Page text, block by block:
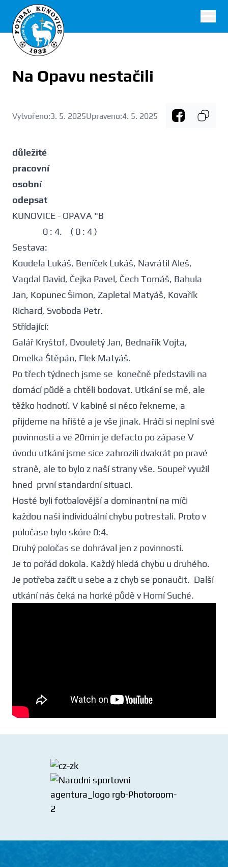
FK Kunovice
Na Opavu nestačili
Vytvořeno:3. 5. 2025Upraveno:4. 5. 2025
důležité
pracovní
osobní
odepsat
KUNOVICE - OPAVA "B
0 : 4. ( 0 : 4 )
Sestava:
Koudela Lukáš, Beníček Lukáš, Navrátil Aleš,
Vagdal David, Čejka Pavel, Čech Tomáš, Bahula
Jan, Kopunec Šimon, Zapletal Matyáš, Kovařík
Richard, Svoboda Petr.
Střídající:
Galář Kryštof, Dvouletý Jan, Bednařík Vojta,
Omelka Štěpán, Flek Matyáš.
Po třech týdnech jsme se konečně představili na
domácí půdě a chtěli bodovat. Utkání se mě, ale
těžko hodnotí. V kabině si něco řekneme, a
přijdeme na hřiště a je vše jinak. Hráči si neplní své
povinnosti a ve 20min je defacto po zápase V
úvodu utkání jsme sice zahrozili dvakrát po pravé
straně, ale to bylo z naší strany vše. Soupeř využil
hned první standardní situaci.
Hosté byli fotbalovější a dominantní na míči
každou naši individuální chybu potrestali. Proto v
poločase bylo skóre 0:4.
Druhý poločas se dohrával jen z povinnosti.
Je to pořád dokola. Každý hledá chybu u druhého.
Je potřeba začít u sebe a z chyb se ponaučit. Další
utkání nás čeká na horké půdě v Horní Suché.